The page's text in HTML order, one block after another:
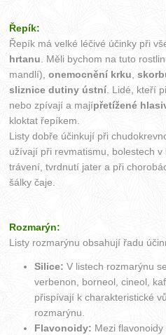
Řepík:
Řepík má velké léčivé účinky při
hrtanu . Měli bychom na tuto
mandlí),onemocnění krku ,
sliznice dutiny ústní . Lidé, kteří
nebo zpívají a majípřetížené
kloktat řepíkem.
Listy dobře účinkují při
užívají při revmatismu, bolestech
trávení, tvrdnutí jater a při
šálky čaje.
Rozmarýn:
Listy rozmarýnu obsahují řadu
Silice: V listech rozmarýnu
verbenon, borneol, cineol,
přispívají k charakteristické
rozmarýnu.
Flavonoidy: Mezi